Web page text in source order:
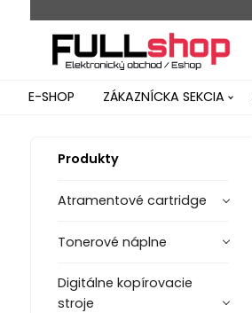
E-SHOP ZÁKAZNÍCKA SEKCIA
Produkty
Atramentové cartridge
Tonerové náplne
Digitálne kopírovacie
stroje